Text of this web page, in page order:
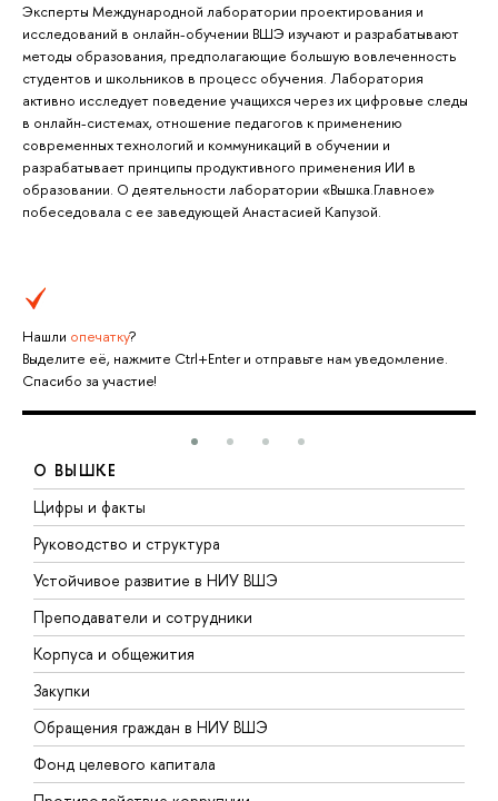
Эксперты Международной лаборатории проектирования и
исследований в онлайн-обучении ВШЭ изучают и разрабатывают
методы образования, предполагающие большую вовлеченность
студентов и школьников в процесс обучения. Лаборатория
активно исследует поведение учащихся через их цифровые следы
в онлайн-системах, отношение педагогов к применению
современных технологий и коммуникаций в обучении и
разрабатывает принципы продуктивного применения ИИ в
образовании. О деятельности лаборатории «Вышка.Главное»
побеседовала с ее заведующей Анастасией Капузой.
Нашли опечатку?
Выделите её, нажмите Ctrl+Enter и отправьте нам уведомление.
Спасибо за участие!
О ВЫШКЕ
Цифры и факты
Руководство и структура
Устойчивое развитие в НИУ ВШЭ
Преподаватели и сотрудники
Корпуса и общежития
Закупки
Обращения граждан в НИУ ВШЭ
Фонд целевого капитала